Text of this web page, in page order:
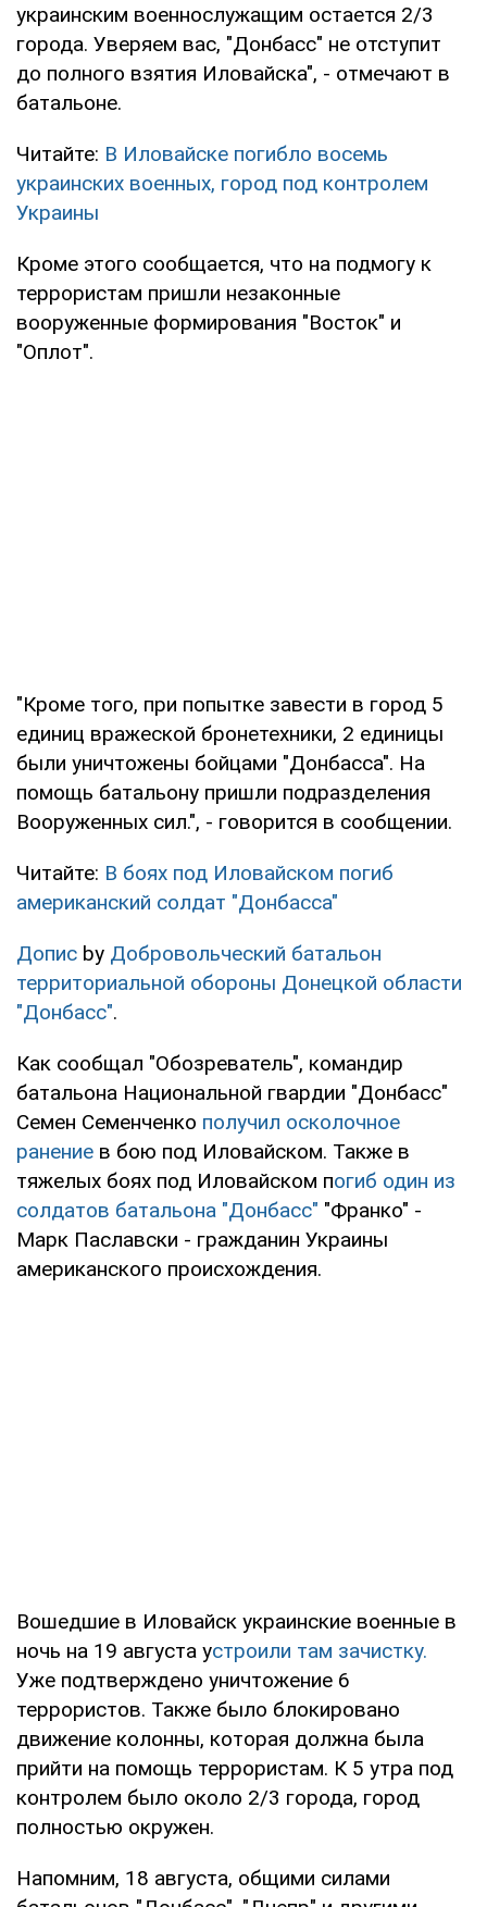
украинским военнослужащим остается 2/3
города. Уверяем вас, "Донбасс" не отступит
до полного взятия Иловайска", - отмечают в
батальоне.
Читайте: В Иловайске погибло восемь
украинских военных, город под контролем
Украины
Кроме этого сообщается, что на подмогу к
террористам пришли незаконные
вооруженные формирования "Восток" и
"Оплот".
"Кроме того, при попытке завести в город 5
единиц вражеской бронетехники, 2 единицы
были уничтожены бойцами "Донбасса". На
помощь батальону пришли подразделения
Вооруженных сил.", - говорится в сообщении.
Читайте: В боях под Иловайском погиб
американский солдат "Донбасса"
Допис by Добровольческий батальон
территориальной обороны Донецкой области
"Донбасс".
Как сообщал "Обозреватель", командир
батальона Национальной гвардии "Донбасс"
Семен Семенченко получил осколочное
ранение в бою под Иловайском. Также в
тяжелых боях под Иловайском погиб один из
солдатов батальона "Донбасс" "Франко" -
Марк Паславски - гражданин Украины
американского происхождения.
Вошедшие в Иловайск украинские военные в
ночь на 19 августа устроили там зачистку.
Уже подтверждено уничтожение 6
террористов. Также было блокировано
движение колонны, которая должна была
прийти на помощь террористам. К 5 утра под
контролем было около 2/3 города, город
полностью окружен.
Напомним, 18 августа, общими силами